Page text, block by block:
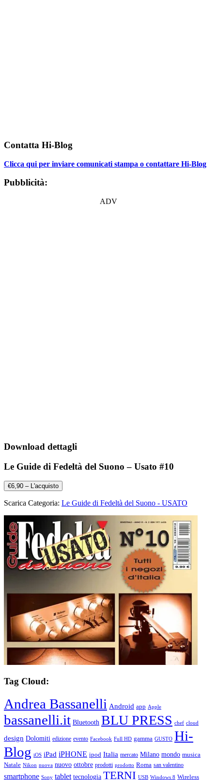
Contatta Hi-Blog
Clicca qui per inviare comunicati stampa o contattare Hi-Blog
Pubblicità:
ADV
Download dettagli
Le Guide di Fedeltà del Suono – Usato #10
€6,90 – L'acquisto
Scarica Categoria: Le Guide di Fedeltà del Suono - USATO
Tag Cloud:
Andrea Bassanelli Android app Apple
bassanelli.it Bluetooth BLU PRESS chef cloud
design Dolomiti edizione evento Facebook Full HD gamma GUSTO Hi-
Blog iOS iPad iPHONE ipod Italia mercato Milano mondo musica
Natale Nikon nuova nuovo ottobre prodotti prodotto Roma san valentino
smartphone Sony tablet tecnologia TERNI USB Windows 8 Wireless